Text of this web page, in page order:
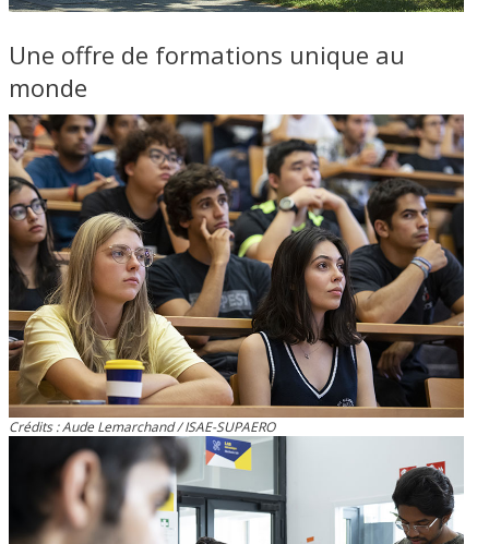
Une offre de formations unique au
monde
Crédits : Aude Lemarchand / ISAE-SUPAERO